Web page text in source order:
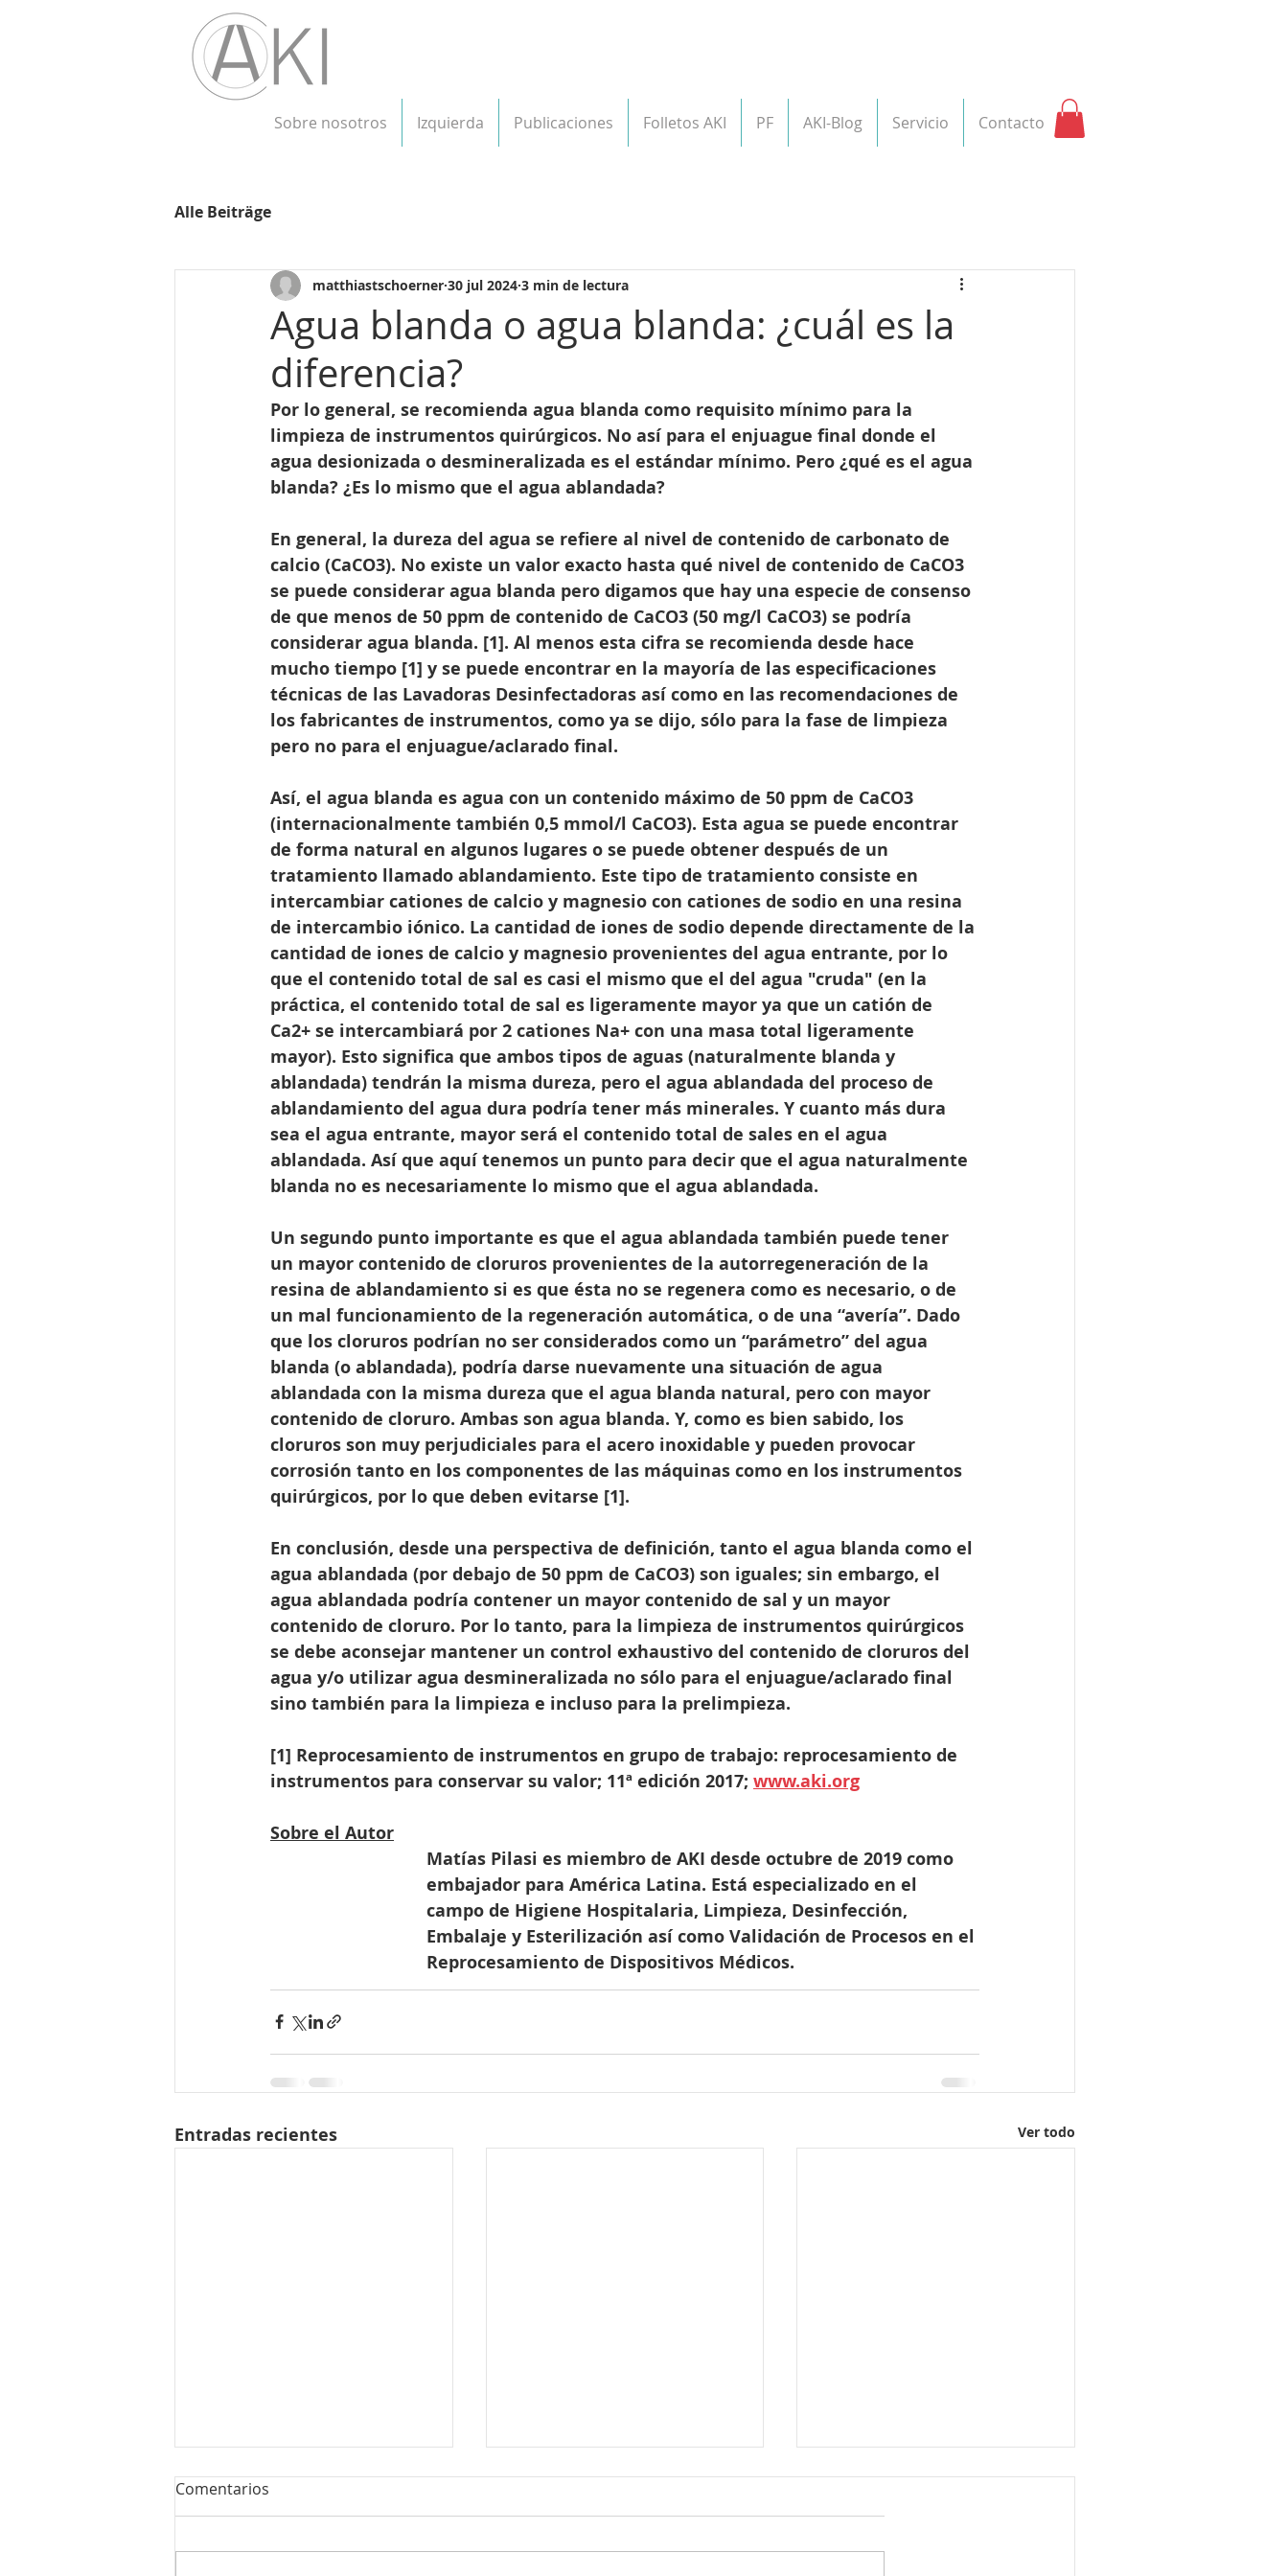
Sobre nosotros Izquierda Publicaciones Folletos AKI PF AKI-Blog Servicio Contacto
Alle Beiträge
Agua blanda o agua blanda: ¿cuál es la
diferencia?
matthiastschoerner 30 jul 2024 3 min de lectura
Por lo general, se recomienda agua blanda como requisito mínimo para la
limpieza de instrumentos quirúrgicos. No así para el enjuague final donde el
agua desionizada o desmineralizada es el estándar mínimo. Pero ¿qué es el agua
blanda? ¿Es lo mismo que el agua ablandada?
En general, la dureza del agua se refiere al nivel de contenido de carbonato de
calcio (CaCO3). No existe un valor exacto hasta qué nivel de contenido de CaCO3
se puede considerar agua blanda pero digamos que hay una especie de consenso
de que menos de 50 ppm de contenido de CaCO3 (50 mg/l CaCO3) se podría
considerar agua blanda. [1]. Al menos esta cifra se recomienda desde hace
mucho tiempo [1] y se puede encontrar en la mayoría de las especificaciones
técnicas de las Lavadoras Desinfectadoras así como en las recomendaciones de
los fabricantes de instrumentos, como ya se dijo, sólo para la fase de limpieza
pero no para el enjuague/aclarado final.
Así, el agua blanda es agua con un contenido máximo de 50 ppm de CaCO3
(internacionalmente también 0,5 mmol/l CaCO3). Esta agua se puede encontrar
de forma natural en algunos lugares o se puede obtener después de un
tratamiento llamado ablandamiento. Este tipo de tratamiento consiste en
intercambiar cationes de calcio y magnesio con cationes de sodio en una resina
de intercambio iónico. La cantidad de iones de sodio depende directamente de la
cantidad de iones de calcio y magnesio provenientes del agua entrante, por lo
que el contenido total de sal es casi el mismo que el del agua "cruda" (en la
práctica, el contenido total de sal es ligeramente mayor ya que un catión de
Ca2+ se intercambiará por 2 cationes Na+ con una masa total ligeramente
mayor). Esto significa que ambos tipos de aguas (naturalmente blanda y
ablandada) tendrán la misma dureza, pero el agua ablandada del proceso de
ablandamiento del agua dura podría tener más minerales. Y cuanto más dura
sea el agua entrante, mayor será el contenido total de sales en el agua
ablandada. Así que aquí tenemos un punto para decir que el agua naturalmente
blanda no es necesariamente lo mismo que el agua ablandada.
Un segundo punto importante es que el agua ablandada también puede tener
un mayor contenido de cloruros provenientes de la autorregeneración de la
resina de ablandamiento si es que ésta no se regenera como es necesario, o de
un mal funcionamiento de la regeneración automática, o de una “avería”. Dado
que los cloruros podrían no ser considerados como un “parámetro” del agua
blanda (o ablandada), podría darse nuevamente una situación de agua
ablandada con la misma dureza que el agua blanda natural, pero con mayor
contenido de cloruro. Ambas son agua blanda. Y, como es bien sabido, los
cloruros son muy perjudiciales para el acero inoxidable y pueden provocar
corrosión tanto en los componentes de las máquinas como en los instrumentos
quirúrgicos, por lo que deben evitarse [1].
En conclusión, desde una perspectiva de definición, tanto el agua blanda como el
agua ablandada (por debajo de 50 ppm de CaCO3) son iguales; sin embargo, el
agua ablandada podría contener un mayor contenido de sal y un mayor
contenido de cloruro. Por lo tanto, para la limpieza de instrumentos quirúrgicos
se debe aconsejar mantener un control exhaustivo del contenido de cloruros del
agua y/o utilizar agua desmineralizada no sólo para el enjuague/aclarado final
sino también para la limpieza e incluso para la prelimpieza.
[1] Reprocesamiento de instrumentos en grupo de trabajo: reprocesamiento de
instrumentos para conservar su valor; 11ª edición 2017; www.aki.org
Sobre el Autor
Matías Pilasi es miembro de AKI desde octubre de 2019 como
embajador para América Latina. Está especializado en el
campo de Higiene Hospitalaria, Limpieza, Desinfección,
Embalaje y Esterilización así como Validación de Procesos en el
Reprocesamiento de Dispositivos Médicos.
Entradas recientes Ver todo
Comentarios